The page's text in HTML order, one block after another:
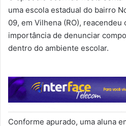
uma escola estadual do bairro
09, em Vilhena (RO), reacendeu
importância de denunciar
dentro do ambiente escolar.
Conforme apurado, uma aluna